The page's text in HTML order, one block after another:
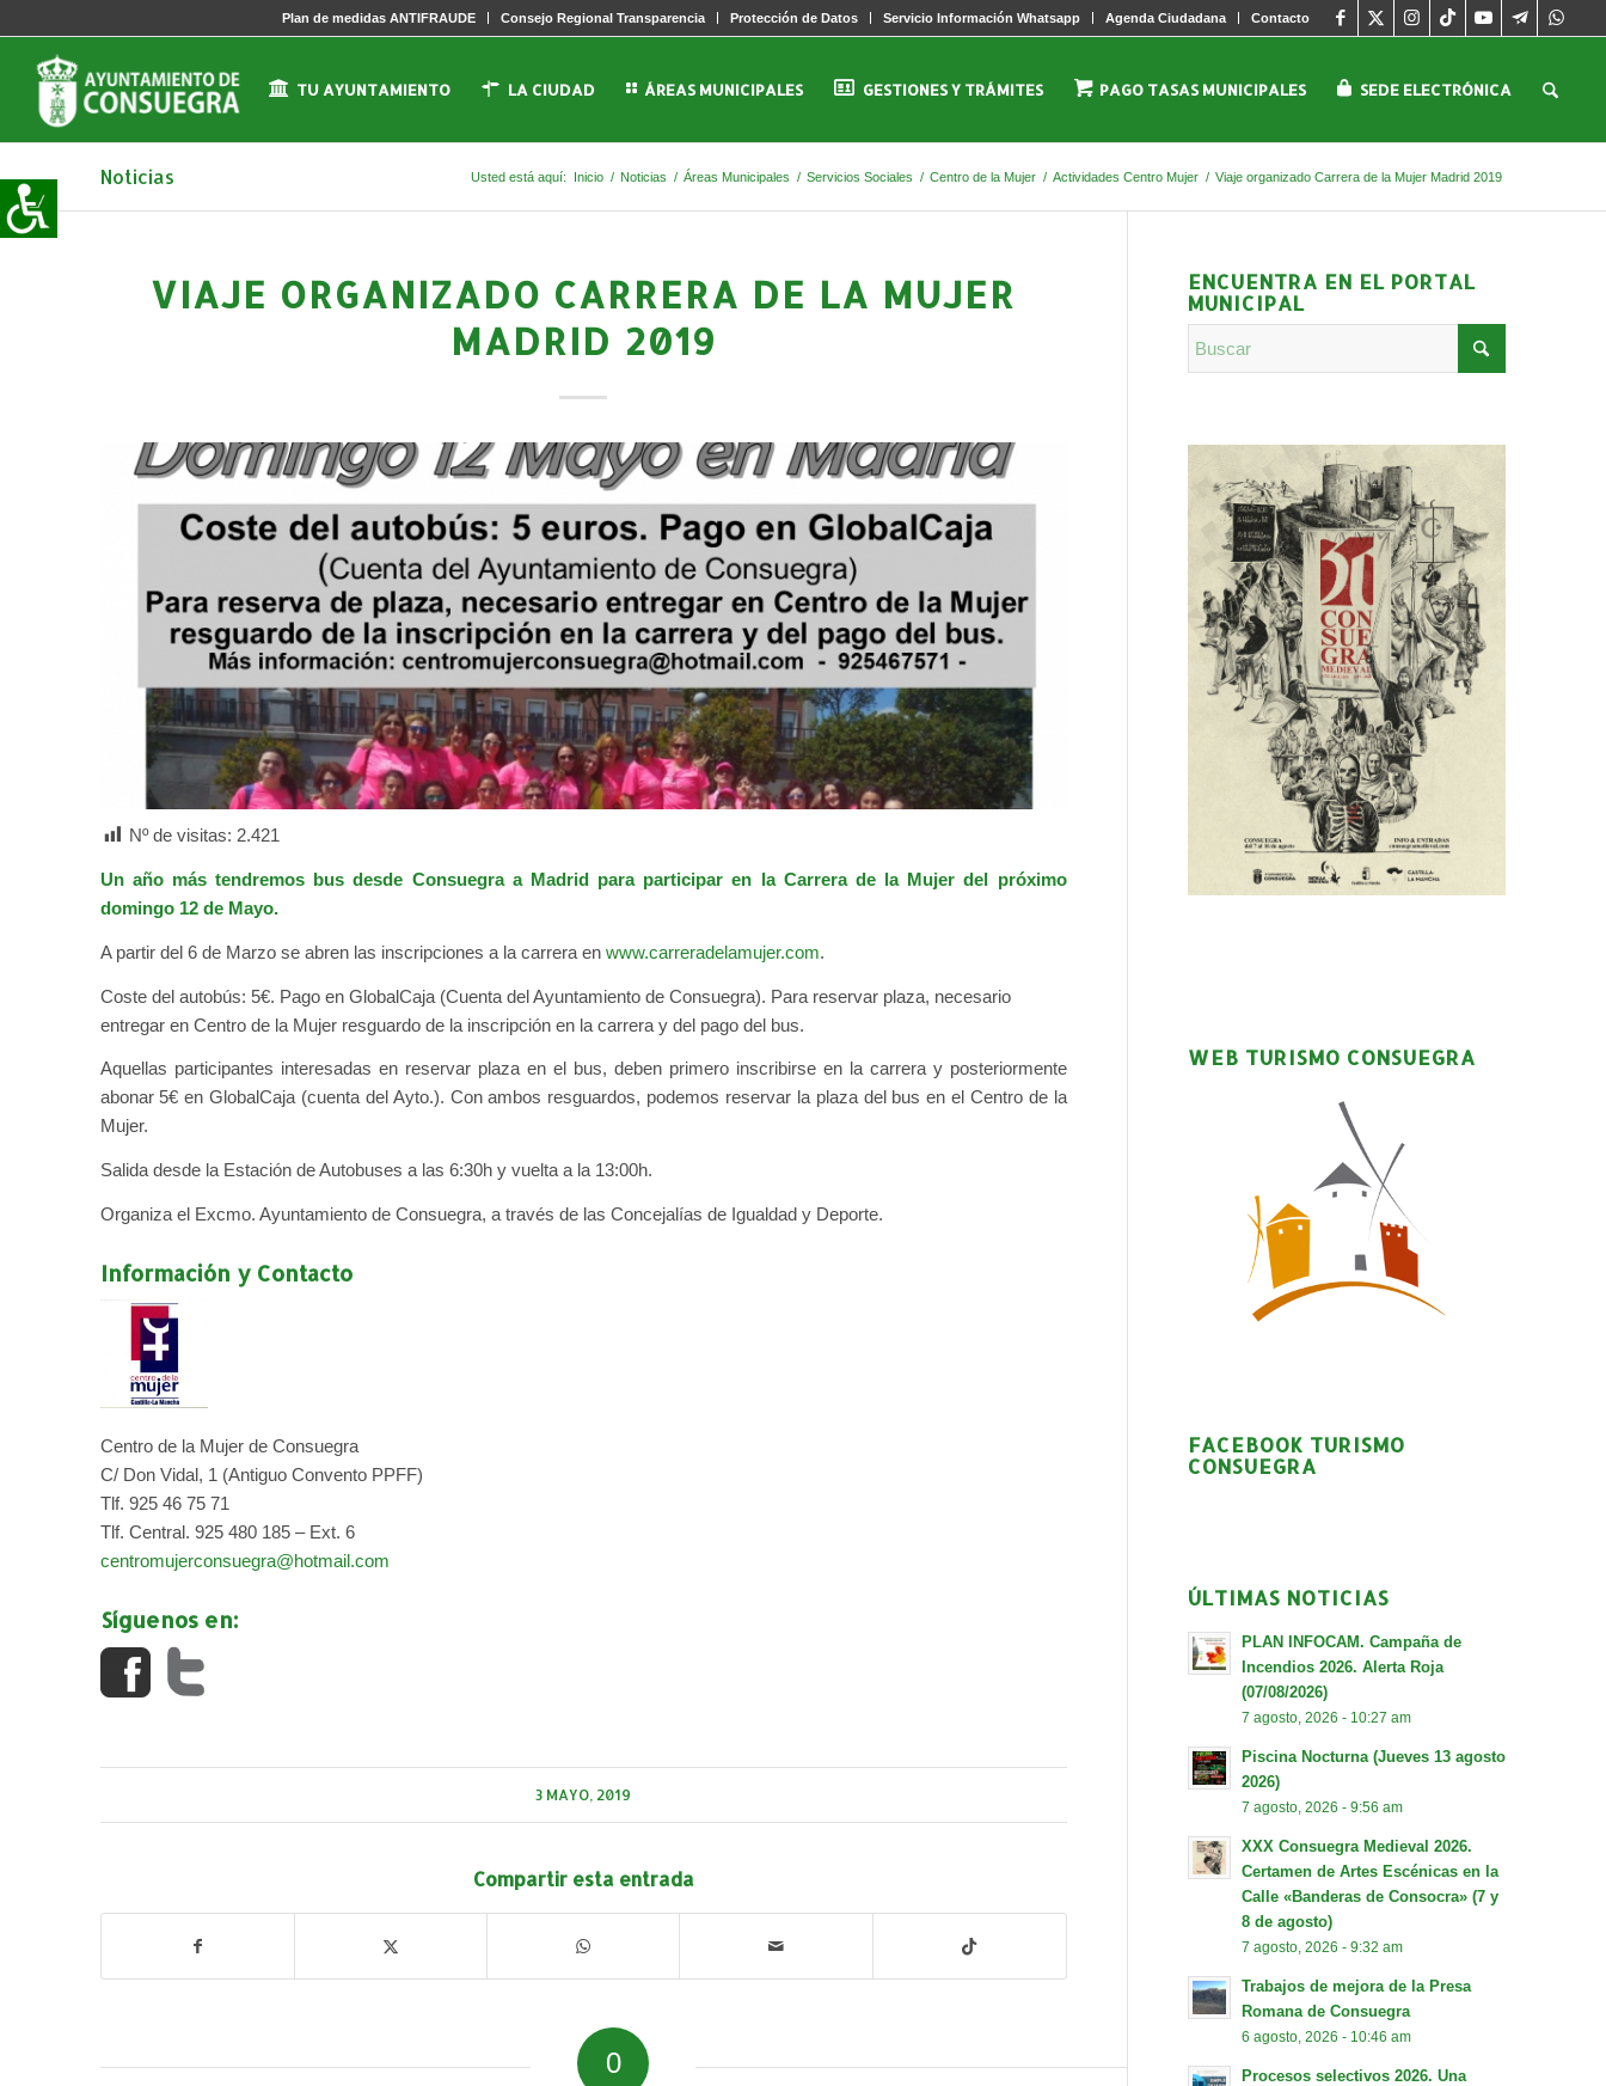
Plan de medidas ANTIFRAUDE Consejo Regional Transparencia Protección de Datos Servicio Información Whatsapp Agenda Ciudadana Contacto
TU AYUNTAMIENTO LA CIUDAD ÁREAS MUNICIPALES GESTIONES Y TRÁMITES PAGO TASAS MUNICIPALES SEDE ELECTRÓNICA
Noticias Usted está aquí: Inicio / Noticias / Áreas Municipales / Servicios Sociales / Centro de la Mujer / Actividades Centro Mujer / Viaje organizado Carrera de la Mujer Madrid 2019
VIAJE ORGANIZADO CARRERA DE LA MUJER
MADRID 2019
Nº de visitas: 2.421
Un año más tendremos bus desde Consuegra a Madrid para participar en la Carrera de la Mujer del próximo
domingo 12 de Mayo.
A partir del 6 de Marzo se abren las inscripciones a la carrera en www.carreradelamujer.com.
Coste del autobús: 5€. Pago en GlobalCaja (Cuenta del Ayuntamiento de Consuegra). Para reservar plaza, necesario
entregar en Centro de la Mujer resguardo de la inscripción en la carrera y del pago del bus.
Aquellas participantes interesadas en reservar plaza en el bus, deben primero inscribirse en la carrera y posteriormente
abonar 5€ en GlobalCaja (cuenta del Ayto.). Con ambos resguardos, podemos reservar la plaza del bus en el Centro de la
Mujer.
Salida desde la Estación de Autobuses a las 6:30h y vuelta a la 13:00h.
Organiza el Excmo. Ayuntamiento de Consuegra, a través de las Concejalías de Igualdad y Deporte.
Información y Contacto
Centro de la Mujer de Consuegra
C/ Don Vidal, 1 (Antiguo Convento PPFF)
Tlf. 925 46 75 71
Tlf. Central. 925 480 185 – Ext. 6
centromujerconsuegra@hotmail.com
Síguenos en:
3 MAYO, 2019
Compartir esta entrada
0
ENCUENTRA EN EL PORTAL
MUNICIPAL
WEB TURISMO CONSUEGRA
FACEBOOK TURISMO
CONSUEGRA
ÚLTIMAS NOTICIAS
PLAN INFOCAM. Campaña de
Incendios 2026. Alerta Roja
(07/08/2026)
7 agosto, 2026 - 10:27 am
Piscina Nocturna (Jueves 13 agosto
2026)
7 agosto, 2026 - 9:56 am
XXX Consuegra Medieval 2026.
Certamen de Artes Escénicas en la
Calle «Banderas de Consocra» (7 y
8 de agosto)
7 agosto, 2026 - 9:32 am
Trabajos de mejora de la Presa
Romana de Consuegra
6 agosto, 2026 - 10:46 am
Procesos selectivos 2026. Una